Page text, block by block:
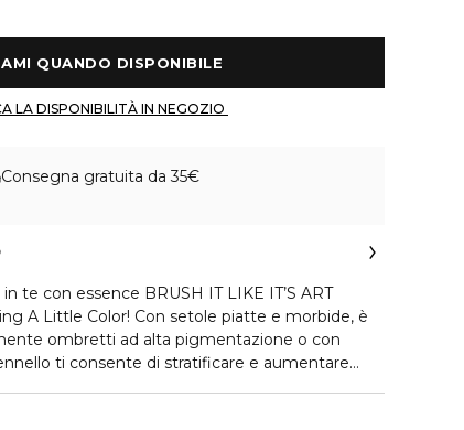
Consegna gratuita da 35€
te con essence BRUSH IT LIKE IT’S ART
A Little Color! Con setole piatte e morbide, è
ombretti ad alta pigmentazione o con
ti consente di stratificare e aumentare